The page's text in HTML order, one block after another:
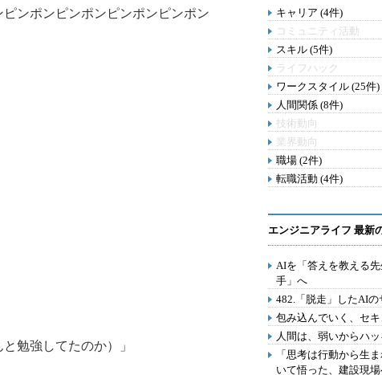
ンポンピンポンピンポンピンポン
勉強してたのか）」
キャリア (4件)
コミュニティ活動
スキル (5件)
ライフハック
ワークスタイル (25件)
人間関係 (8件)
技術動向
業界動向
職場 (2件)
転職活動 (4件)
エンジニアライフ 最新
AIを「答えを教える
手」へ
482.「脱走」したAI
包み込んでいく、セキ
人間は、弱いからハ
「思考は行動から生
いて悟った、建設現